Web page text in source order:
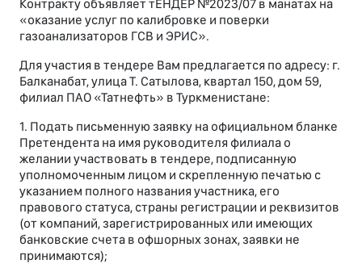
Контракту объявляет тЕНДЕР №2023/07 в манатах на
«оказание услуг по калибровке и поверки
газоанализаторов ГСВ и ЭРИС».
Для участия в тендере Вам предлагается по адресу: г.
Балканабат, улица Т. Сатылова, квартал 150, дом 59,
филиал ПАО «Татнефть» в Туркменистане:
1. Подать письменную заявку на официальном бланке
Претендента на имя руководителя филиала о
желании участвовать в тендере, подписанную
уполномоченным лицом и скрепленную печатью с
указанием полного названия участника, его
правового статуса, страны регистрации и реквизитов
(от компаний, зарегистрированных или имеющих
банковские счета в офшорных зонах, заявки не
принимаются);